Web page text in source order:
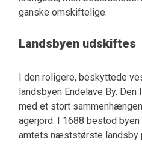
ganske omskiftelige.
Landsbyen udskiftes
I den roligere, beskyttede
landsbyen Endelave By.
med et stort
agerjord. I 1688 bestod
amtets næststørste landsby